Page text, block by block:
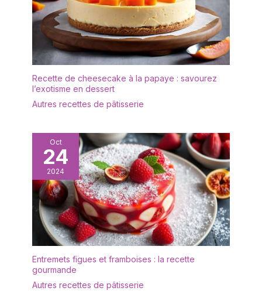
blanc éclatant avec une
forme rectangulaire
ergonomique et un
rebord étroit. Les
rebords empêchent les
déversements, gardent
le comptoir et la table
propres. Cadeau idéal
EMBALLAGE: Un
emballage bien conçu
protège la vaisselle en
toute sécurité pendant le
transport. Nous vous
offrirons un
remplacement gratuit si
les plateaux arrivent
cassés
Recette de cheesecake à la papaye : savourez
l’exotisme en dessert
Autres recettes de pâtisserie
Oct
24
2024
Entremets figues et framboises : la recette
gourmande
Autres recettes de pâtisserie